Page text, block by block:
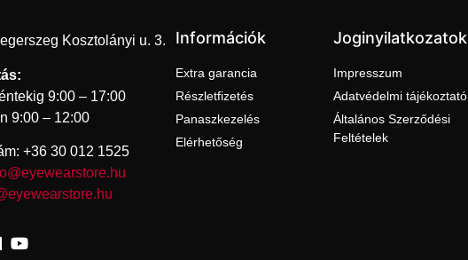
Kosztolányi u. 3.
9:00 – 17:00
9:00 – 12:00
+36 30 012 1525
Információk
Extra garancia
Részletfizetés
Panaszkezelés
Elérhetőség
Joginyilatkozatok
Impresszum
Adatvédelmi tájékoztató
Általános Szerződési
Feltételek